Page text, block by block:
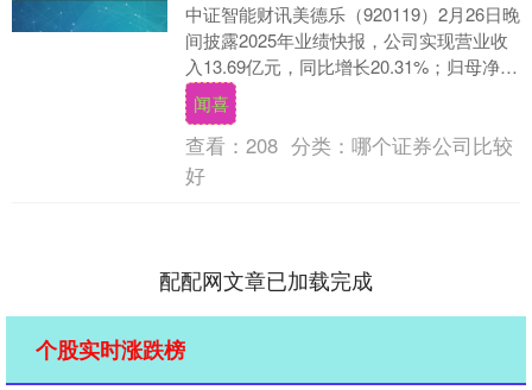
中证智能财讯美德乐（920119）2月26日晚
间披露2025年业绩快报，公司实现营业收
入13.69亿元，同比增长20.31%；归母净利
润2.71亿元，同比增长2....
闻喜
查看： 208 分类： 哪个证券公司比较
好
配配网文章已加载完成
个股实时涨跌榜